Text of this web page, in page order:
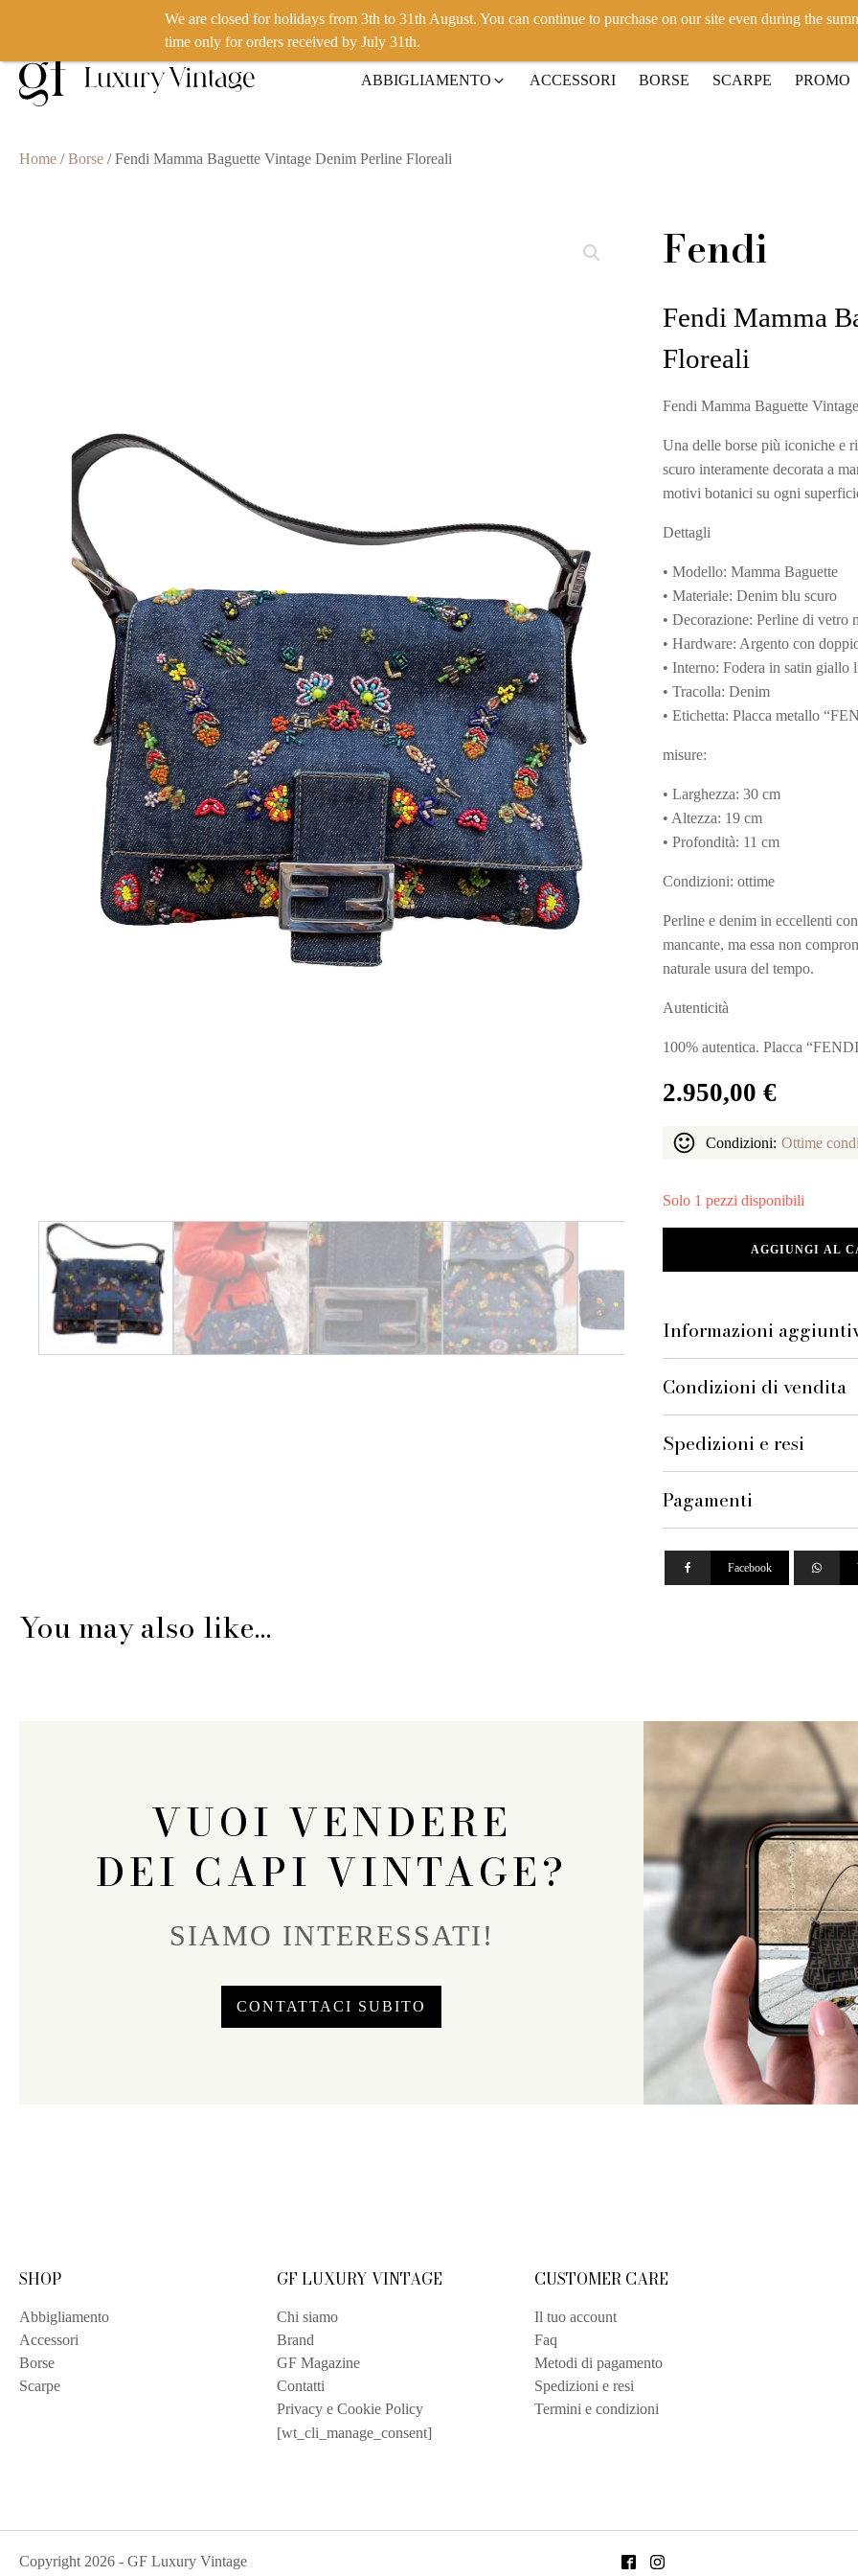
VUOI VENDERE UN PRODOTTO? CLICCA QUI
ABBIGLIAMENTO ACCESSORI BORSE SCARPE PROMO
Home /Borse / Fendi Mamma Baguette Vintage Denim Perline Floreali
Fendi
Fendi Mamma
Floreali
Fendi Mamma Baguette
Una delle borse più iconiche e
scuro interamente decorata a
motivi botanici su ogni
Dettagli
• Modello: Mamma Baguette
• Materiale: Denim blu scuro
• Decorazione: Perline di vetro
• Hardware: Argento con
• Interno: Fodera in satin giallo
• Tracolla: Denim
• Etichetta: Placca metallo
misure:
• Larghezza: 30 cm
• Altezza: 19 cm
• Profondità: 11 cm
Condizioni: ottime
Perline e denim in eccellenti
mancante, ma essa non
naturale usura del tempo.
Autenticità
100% autentica. Placca
2.950,00 €
Condizioni: Ottime
Solo 1 pezzi disponibili
Perline
AGGIUNGI AL
Informazioni
Condizioni di vendita
Spedizioni e resi
Pagamenti
Facebook
You may also like…
VUOI VENDERE
DEI CAPI VINTAGE?
SIAMO INTERESSATI!
CONTATTACI SUBITO
SHOP
Abbigliamento
Accessori
Borse
Scarpe
GF LUXURY VINTAGE
Chi siamo
Brand
GF Magazine
Contatti
Privacy e Cookie Policy
[wt_cli_manage_consent]
CUSTOMER CARE
Il tuo account
Faq
Metodi di pagamento
Spedizioni e resi
Termini e condizioni
Copyright 2026 - GF Luxury Vintage
We are closed for holidays from 3th to 31th August. You can continue to purchase on our site even during the
time only for orders received by July 31th.